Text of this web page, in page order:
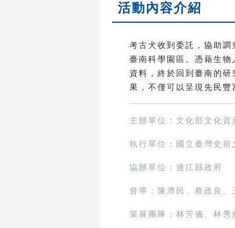
活動內容介紹
考古犬收到委託，協助
臺南科學園區。憑藉生
資料，終於回到臺南的
果，不僅可以呈現先民
主辦單位：文化部文化資
執行單位：國立臺灣史前
協辦單位：連江縣政府
督導：陳濟民、蔡政良
策展團隊：林芳儀、林秀